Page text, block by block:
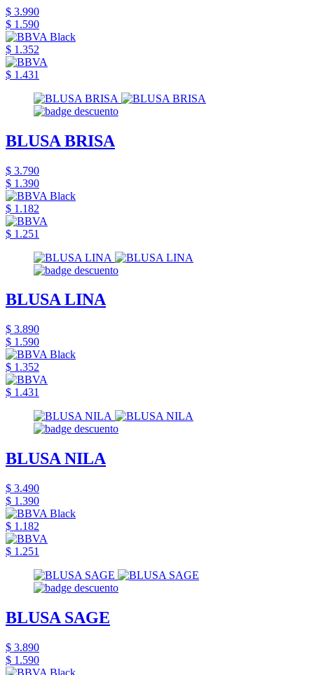
$ 3.990
$ 1.590
$ 1.352
$ 1.431
BLUSA BRISA
$ 3.790
$ 1.390
$ 1.182
$ 1.251
BLUSA LINA
$ 3.890
$ 1.590
$ 1.352
$ 1.431
BLUSA NILA
$ 3.490
$ 1.390
$ 1.182
$ 1.251
BLUSA SAGE
$ 3.890
$ 1.590